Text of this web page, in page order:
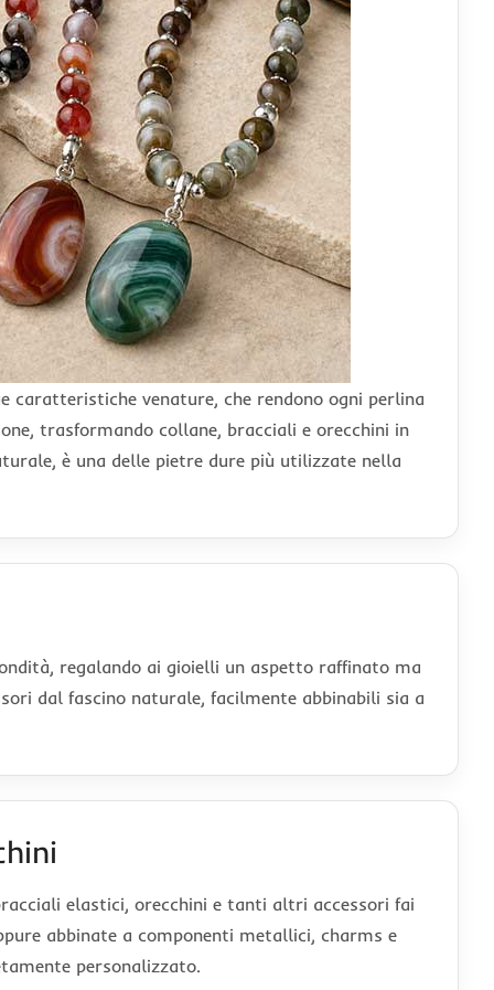
venature, che rendono ogni perlina
trasformando collane, bracciali e orecchini in
è una delle pietre dure più utilizzate nella
regalando ai gioielli un aspetto raffinato ma
dal fascino naturale, facilmente abbinabili sia a
elastici, orecchini e tanti altri accessori fai
abbinate a componenti metallici, charms e
personalizzato.